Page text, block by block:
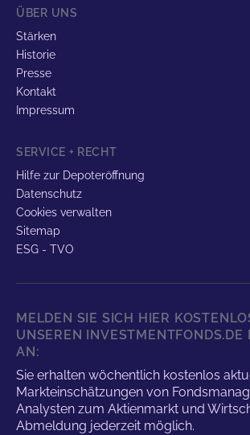
ÜBER UNS
Stärken
Historie
Presse
Kontakt
Impressum
SERVICE + RECHT
Hilfe zur Depoteröffnung
Datenschutz
Cookies verwalten
Sitemap
ESG - TVO
MELDEN SIE SICH HIER
UNSEREN INVESTMENTFONDS.DE
AN:
Sie erhalten wöchentlich kostenlos
Markteinschätzungen von
Analysten zum Aktienmarkt und
Abmeldung jederzeit möglich.